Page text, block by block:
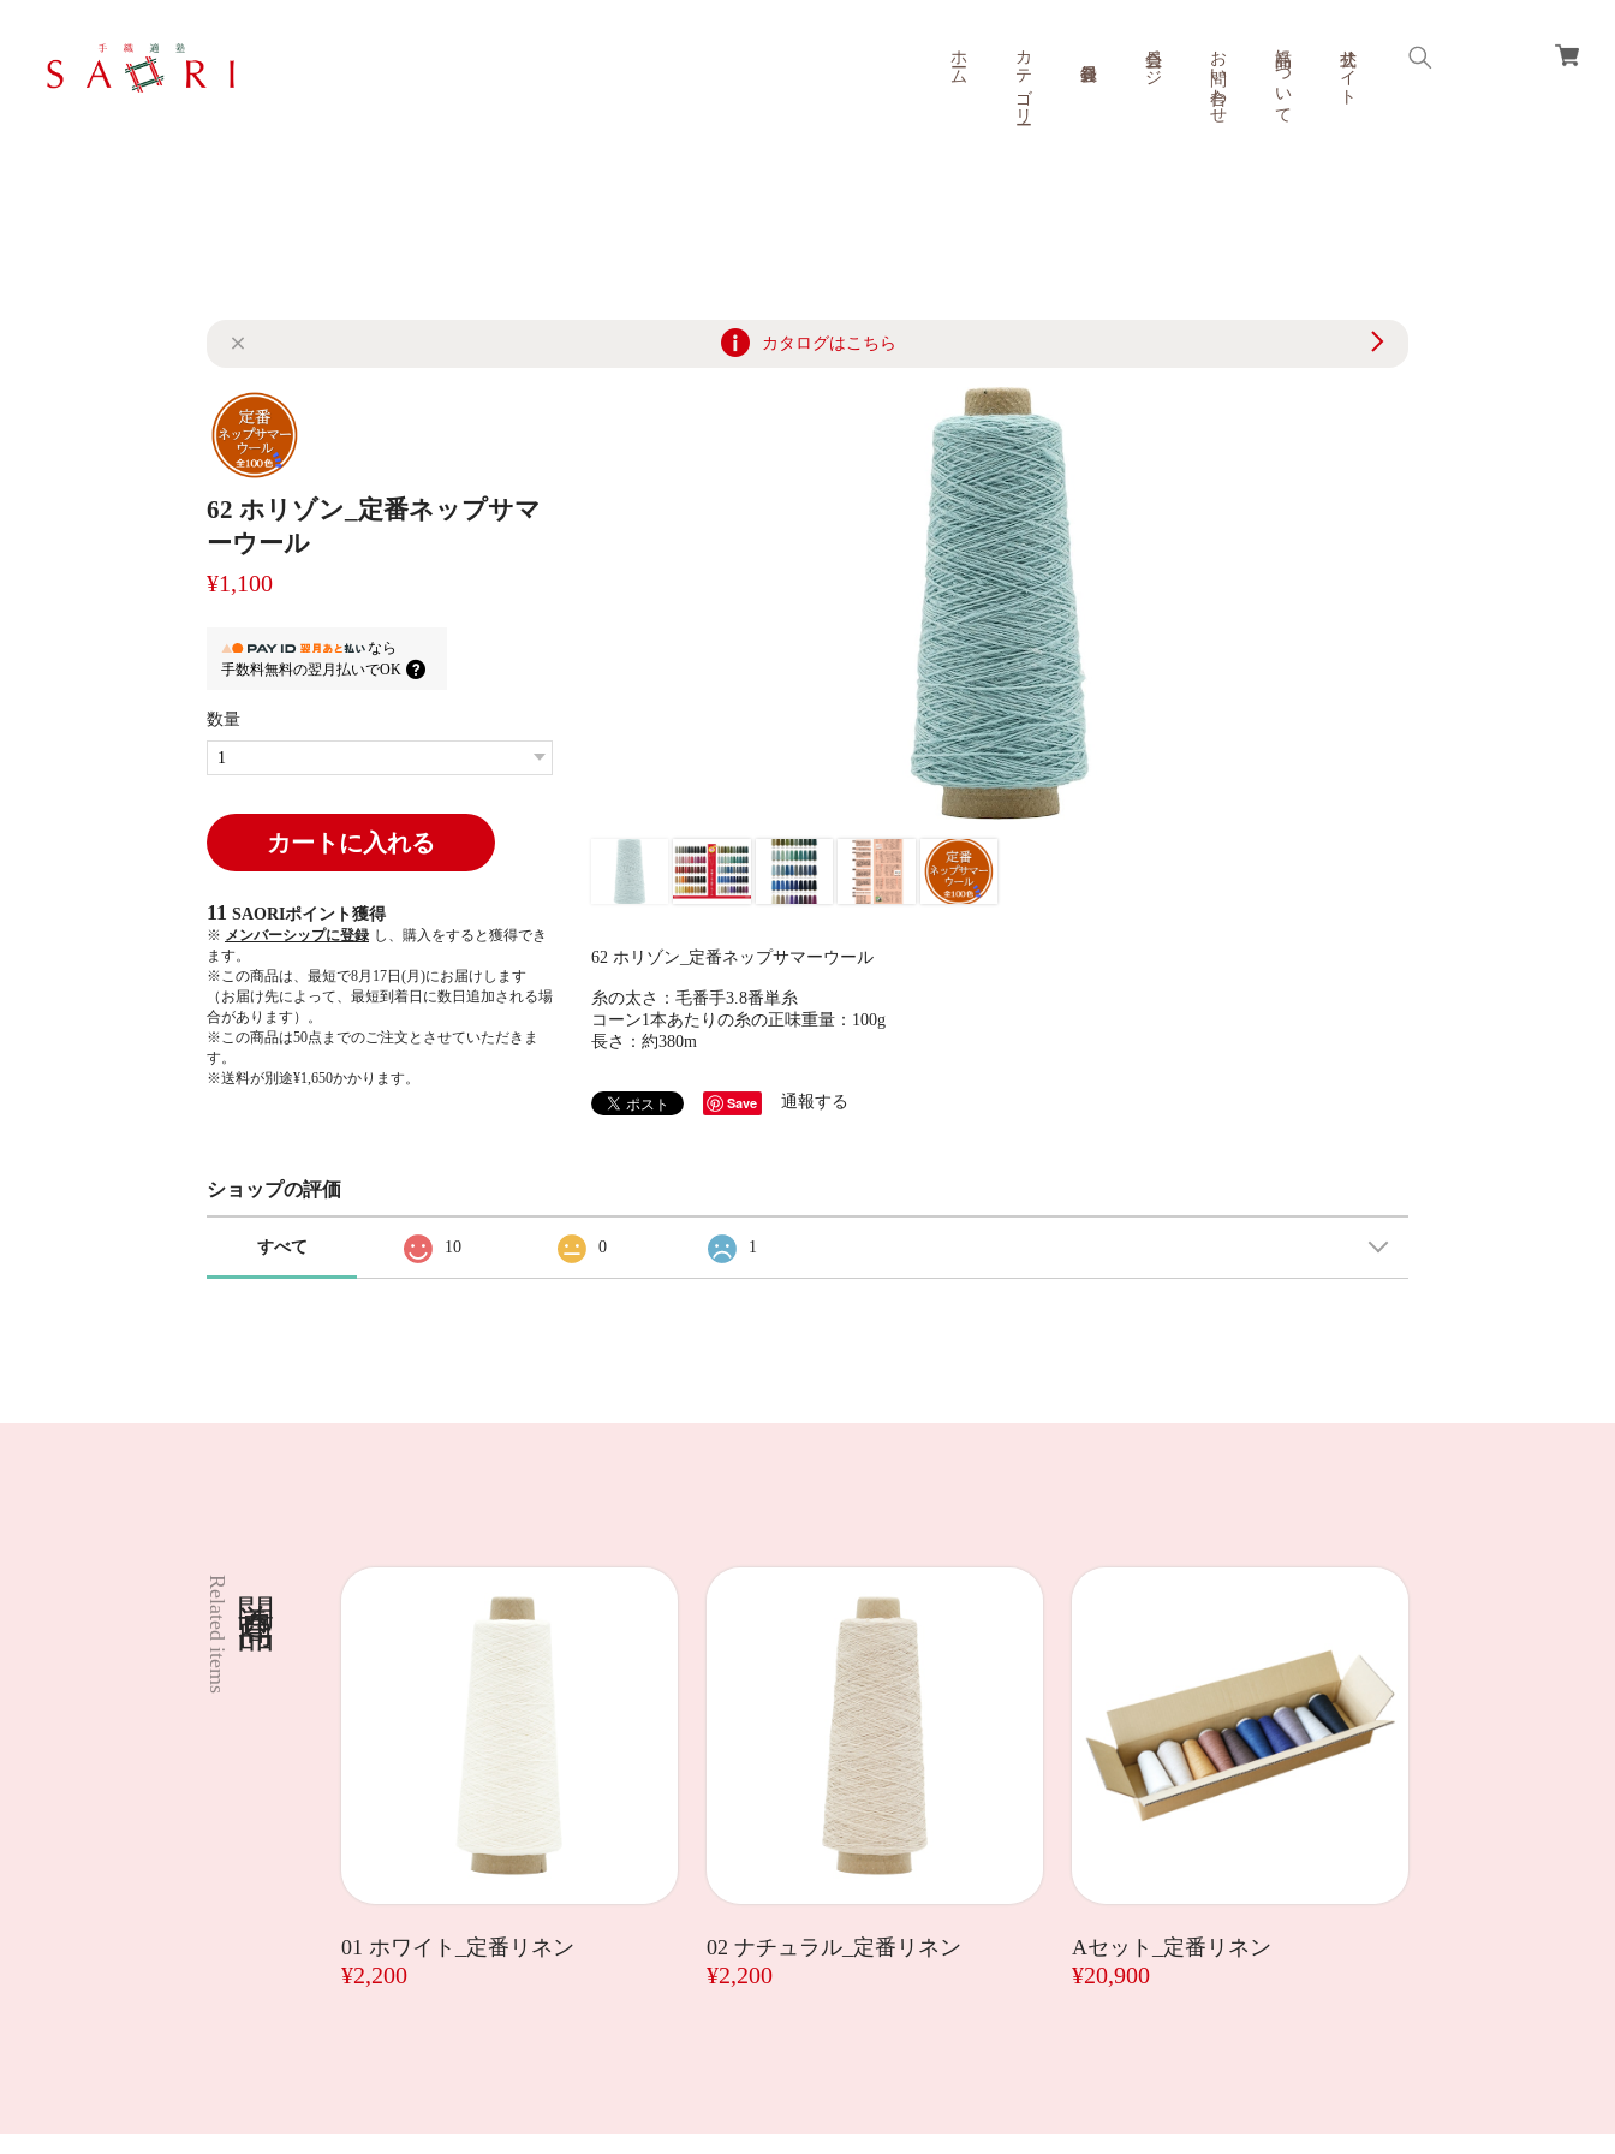
ホーム カテゴリー 会員ページ お問い合わせ 商品について 公式サイト
カタログはこちら
62 ホリゾン_定番ネップサマ
ーウール
¥1,100
なら
手数料無料の翌月払いでOK
数量
カートに入れる
11 SAORIポイント獲得
※ メンバーシップに登録 し、購入をすると獲得でき
ます。
※この商品は、最短で8月17日(月)にお届けします
（お届け先によって、最短到着日に数日追加される場
合があります）。
※この商品は50点までのご注文とさせていただきま
す。
※送料が別途¥1,650かかります。
62 ホリゾン_定番ネップサマーウール
糸の太さ：毛番手3.8番単糸
コーン1本あたりの糸の正味重量：100g
長さ：約380m
Save 通報する
ショップの評価
すべて 10 0 1
Related items
01 ホワイト_定番リネン
¥2,200
02 ナチュラル_定番リネン
¥2,200
Aセット_定番リネン
¥20,900